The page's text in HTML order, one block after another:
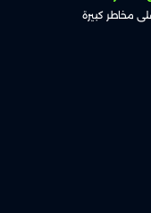
مخاطر كبيرة